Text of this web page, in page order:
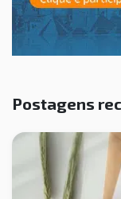
Postagens